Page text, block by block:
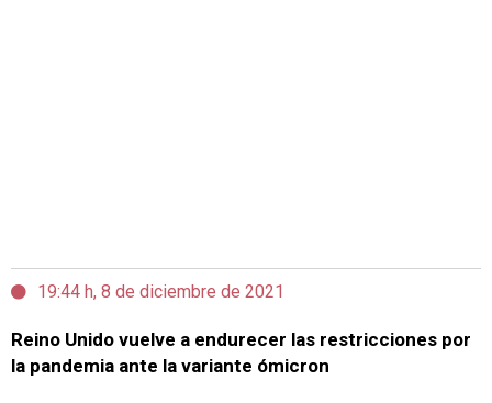
19:44 h, 8 de diciembre de 2021
Reino Unido vuelve a endurecer las restricciones por
la pandemia ante la variante ómicron